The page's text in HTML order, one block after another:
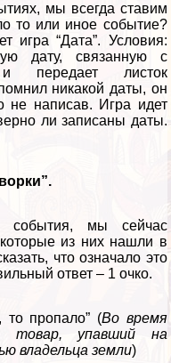
мы всегда ставим
то или иное событие?
игра “Дата”. Условия:
дату, связанную с
передает листок
никакой даты, он
не написав. Игра идет
ли записаны даты.
события, мы сейчас
из них нашли в
что означало это
ответ – 1 очко.
то пропало” (Во время
товар, упавший на
владельца земли)